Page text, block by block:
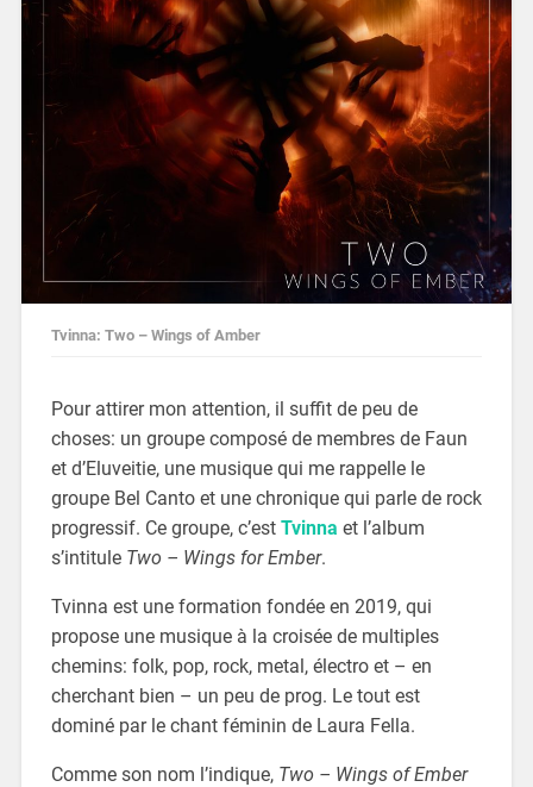
Tvinna: Two – Wings of Amber
Pour attirer mon attention, il suffit de peu de
choses: un groupe composé de membres de Faun
et d’Eluveitie, une musique qui me rappelle le
groupe Bel Canto et une chronique qui parle de rock
progressif. Ce groupe, c’est Tvinna et l’album
s’intitule Two – Wings for Ember.
Tvinna est une formation fondée en 2019, qui
propose une musique à la croisée de multiples
chemins: folk, pop, rock, metal, électro et – en
cherchant bien – un peu de prog. Le tout est
dominé par le chant féminin de Laura Fella.
Comme son nom l’indique, Two – Wings of Ember